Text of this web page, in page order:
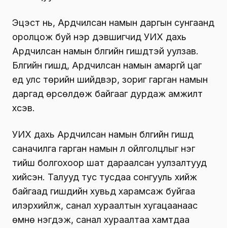
Эцэст нь, Ардчилсан намын даргын сунгаанд
оролцож буй нэр дэвшигчид УИХ дахь
Ардчилсан намын бүлгийн гишүүдтэй уулзав.
Бүлгийн гишүүд, Ардчилсан намын амаргүй цаг
үед улс төрийн шийдвэр, зориг гарган намын
даргад өрсөлдөж байгааг дурдаж амжилт
хүсэв.
УИХ дахь Ардчилсан намын бүлгийн гишүүд
саначилга гарган намын үл ойлголцлыг нэг
тийш болгохоор шат дараалсан уулзалтууд
хийсэн. Талууд тус тусдаа сонгууль хийж
байгаад гишүүдийн хувьд харамсаж буйгаа
илэрхийлж, санал хураалтын хугацаанаас
өмнө нэгдэж, санал хураалтаа хамтдаа